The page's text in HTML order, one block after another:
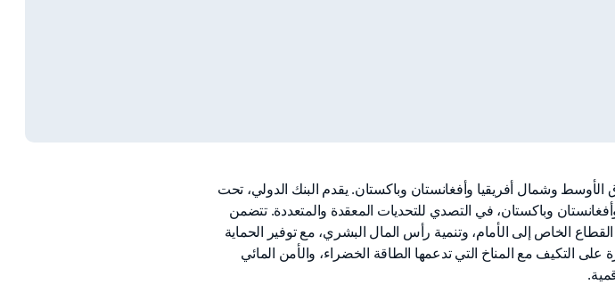
وشمال أفريقيا وأفغانستان وباكستان. يقدم البنك الدولي، تحت
وباكستان، في التصدي للتحديات المعقدة والمتعددة. تتضمن
الخاص إلى الأمام، وتنمية رأس المال البشري، مع توفير الحماية
على التكيف مع المناخ التي تدعمها الطاقة الخضراء، والأمن المائي